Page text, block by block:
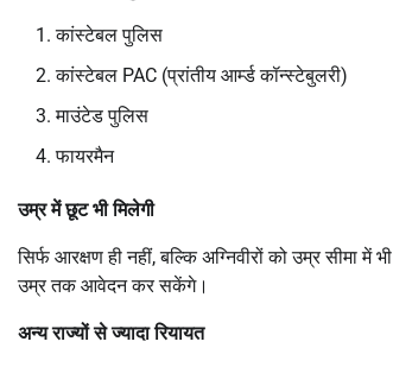
कांस्टेबल पुलिस
कांस्टेबल PAC (प्रांतीय आर्म्ड कॉन्स्टेबुलरी)
माउंटेड पुलिस
फायरमैन
उम्र में छूट भी मिलेगी
सिर्फ आरक्षण ही नहीं, बल्कि अग्निवीरों को उम्र सीमा में भी
उम्र तक आवेदन कर सकेंगे।
अन्य राज्यों से ज्यादा रियायत